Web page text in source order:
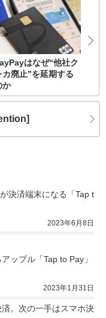
はなぜ“他社ク
カ廃止”を延期する
か
決済端末になる「Tap t
2023年6月8日
ップル「Tap to Pay」
2023年1月31日
。次の一手はスマホ決